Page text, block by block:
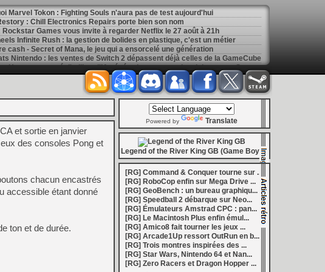
Marvel Tokon : Fighting Souls n'aura pas de test aujourd'hui
: Chill Electronics Repairs porte bien son nom
Rockstar Games vous invite à regarder Netflix le 27 août à 21h
Infinite Rush : la gestion de bolides en plastique, c'est un métier
cash - Secret of Mana, le jeu qui a ensorcelé une génération
Nintendo : les ventes de Switch 2 dépassent déjà celles de la GameCube
[
GK] Kingdom Hearts : accusé d'utiliser l'IA générative sur son visuel de promo, Square Enix invoque « l'erreur humaine »
dégraissages autour de Halo : Campaign Evolved
[
GK] Inspiré par System Shock 2 et Doom 3, le FPS DERELIKT veut vous foutre la trouille à la fin 2026
cherche à recréer l’affichage emblématique de la Game Boy
et ses « Graphismes Éclatants » arriveront sur Switch 2 en octobre
Reincarnation : après un accueil mitigé, Game Freak va revoir sa copie
fin de partie pour Champions Tactics, le jeu NFT ferme ses portes
cash - Metroid : l'hymne ultime à la solitude a déjà quarante ans
(GTA) défend le maintien des jeux physiques pour les joueurs
EA Sports FC 27 veut apporter du sang neuf avec le mode The Grounds
Moon : un Darksiders médiéval à petit prix pour la rentrée
: le jeu inspiré des Zelda de la Game Boy arrivera à la rentrée 2026
2 : The Endless Vault arrive sur le marché en 1.0
relance Monster Hunter Wilds avec un prologue gratuit
[
GK] Mémoire cash - Retour sur Hybrid Heaven, l'étrange exclusivité Konami de la Nintendo 64
[
GK] Nouvelle grève à Quantic Dream (Detroit : Become Human) contre les 115 licenciements
[
GK] Mafia The Old Country : l'extension « Homme d'honneur » se dévoile avant sa sortie
inédits du Virtual Boy disponibles sur le Nintendo Switch Online
up The Walking Dead : Streets of Survival tient sa date de sortie
[
GK] C'est officiel, Electronic Arts devient la propriété de l'Arabie saoudite et quitte le marché boursier
Legend 2 : enfin la 1.0, Amplitude bourre les nouvelles factions
et sortie en janvier
des consoles Pong et
chacun encastrés
accessible étant donné
ton et de durée.
Powered by Translate
Legend of the River King GB (Game Boy)
[RG] Command & Conquer tourne sur ...
[RG] RoboCop enfin sur Mega Drive ...
[RG] GeoBench : un bureau graphiqu...
[RG] Speedball 2 débarque sur Neo...
[RG] Émulateurs Amstrad CPC : pan...
[RG] Le Macintosh Plus enfin émul...
[RG] Amico8 fait tourner les jeux ...
[RG] Arcade1Up ressort OutRun en b...
[RG] Trois montres inspirées des ...
[RG] Star Wars, Nintendo 64 et Nan...
[RG] Zero Racers et Dragon Hopper ...